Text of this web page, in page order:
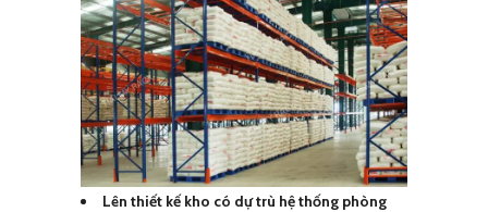
Lên thiết kế kho có dự trù hệ thống phòng